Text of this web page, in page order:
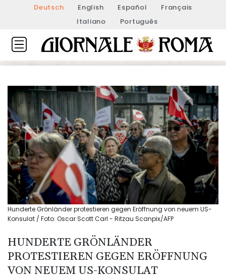
Deutsch English Español
Français
Italiano
Português
Hunderte Grönländer protestieren gegen Eröffnung von neuem US-
Konsulat / Foto: Oscar Scott Carl - Ritzau Scanpix/AFP
HUNDERTE GRÖNLÄNDER
PROTESTIEREN GEGEN ERÖFFNUNG
VON NEUEM US-KONSULAT